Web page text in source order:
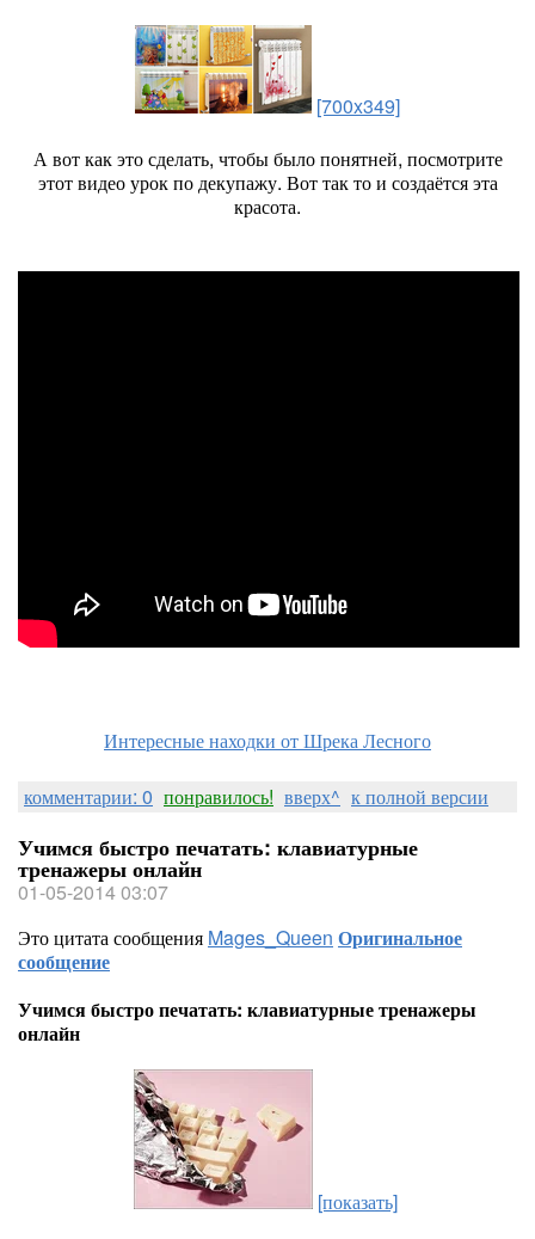
[700x349]
А вот как это сделать, чтобы было понятней, посмотрите
этот видео урок по декупажу. Вот так то и создаётся эта
красота.
Интересные находки от Шрека Лесного
комментарии: 0 понравилось! вверх^ к полной версии
Учимся быстро печатать: клавиатурные
тренажеры онлайн
01-05-2014 03:07
Это цитата сообщения Mages_Queen Оригинальное
сообщение
Учимся быстро печатать: клавиатурные тренажеры
онлайн
[показать]